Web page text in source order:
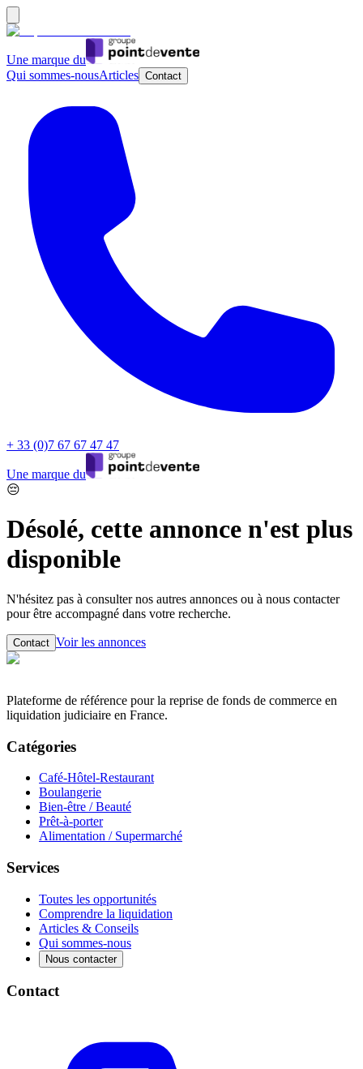
Une marque du
Qui sommes-nousArticles Contact
+ 33 (0)7 67 67 47 47
Une marque du
😔
Désolé, cette annonce n'est plus
disponible
N'hésitez pas à consulter nos autres annonces ou à nous contacter
pour être accompagné dans votre recherche.
Contact Voir les annonces
Plateforme de référence pour la reprise de fonds de commerce en
liquidation judiciaire en France.
Catégories
Café-Hôtel-Restaurant
Boulangerie
Bien-être / Beauté
Prêt-à-porter
Alimentation / Supermarché
Services
Toutes les opportunités
Comprendre la liquidation
Articles & Conseils
Qui sommes-nous
Nous contacter
Contact